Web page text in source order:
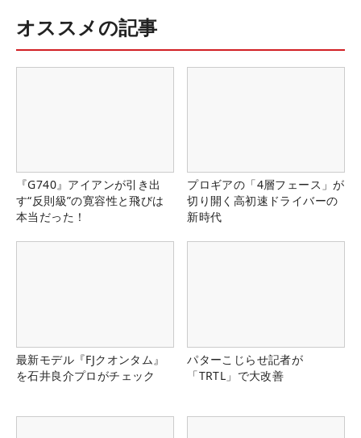
オススメの記事
『G740』アイアンが引き出
す“反則級”の寛容性と飛びは
本当だった！
プロギアの「4層フェース」が
切り開く高初速ドライバーの
新時代
最新モデル『FJクオンタム』
を石井良介プロがチェック
パターこじらせ記者が
「TRTL」で大改善